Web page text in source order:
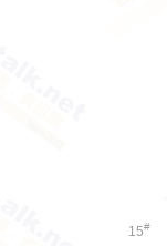
15#